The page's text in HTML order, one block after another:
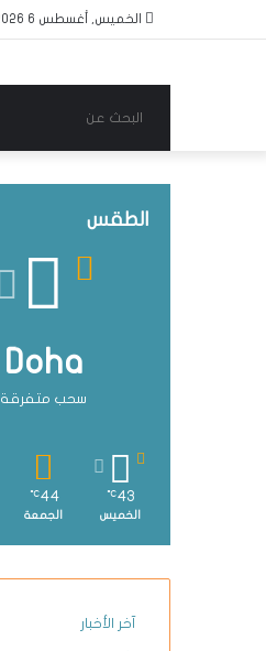
الخميس, أغسطس 6 2026
البحث
عن
الطقس
Doha
سحب متفرقة
43
℃
الخميس
44
℃
الجمعة
آخر الأخبار